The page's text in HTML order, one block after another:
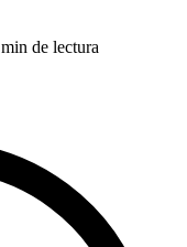
min de lectura